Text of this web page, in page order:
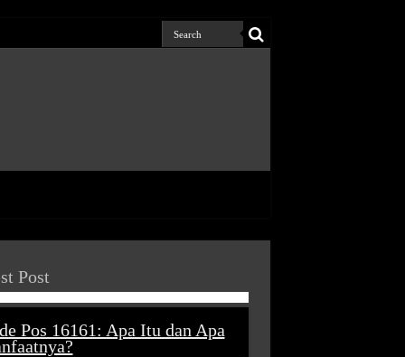
Post
Pos 16161: Apa Itu dan Apa